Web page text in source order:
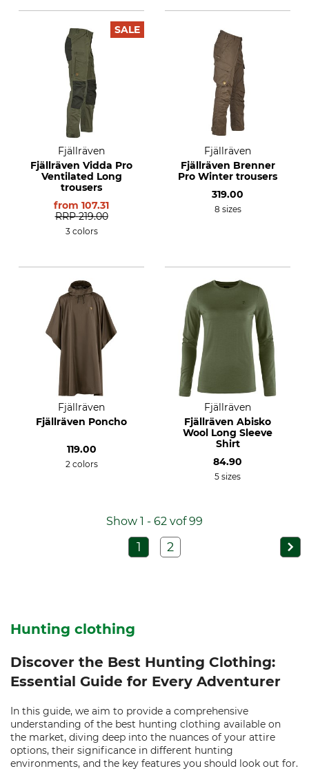
SALE
Fjällräven
Fjällräven Vidda Pro
Ventilated Long
trousers
from 107.31
RRP 219.00
3 colors
Fjällräven
Fjällräven Brenner
Pro Winter trousers
319.00
8 sizes
Fjällräven
Fjällräven Poncho
119.00
2 colors
Fjällräven
Fjällräven Abisko
Wool Long Sleeve
Shirt
84.90
5 sizes
Show 1 - 62 vof 99
1 2
Hunting clothing
Discover the Best Hunting Clothing:
Essential Guide for Every Adventurer
In this guide, we aim to provide a comprehensive
understanding of the best hunting clothing available on
the market, diving deep into the nuances of your attire
options, their significance in different hunting
environments, and the key features you should look out for.